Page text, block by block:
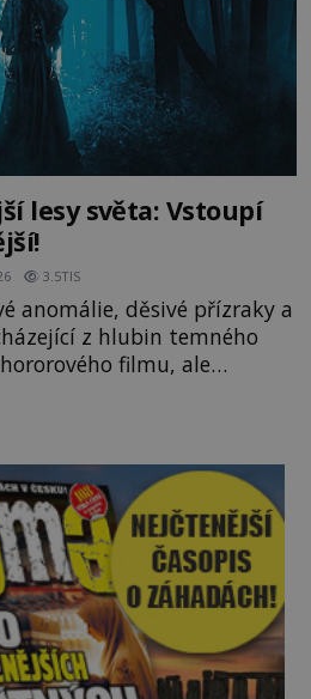
lesy světa: Vstoupí
3.5TIS
anomálie, děsivé přízraky a
z hlubin temného
filmu, ale
návštěvníci lesů, které jsou
na světě. Lidé bydlící
lesích slyšeli? A odvážili
byste se je navštívit? [gallery ids="17